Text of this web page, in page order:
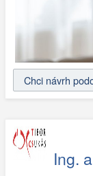
Chci návrh
Ing.